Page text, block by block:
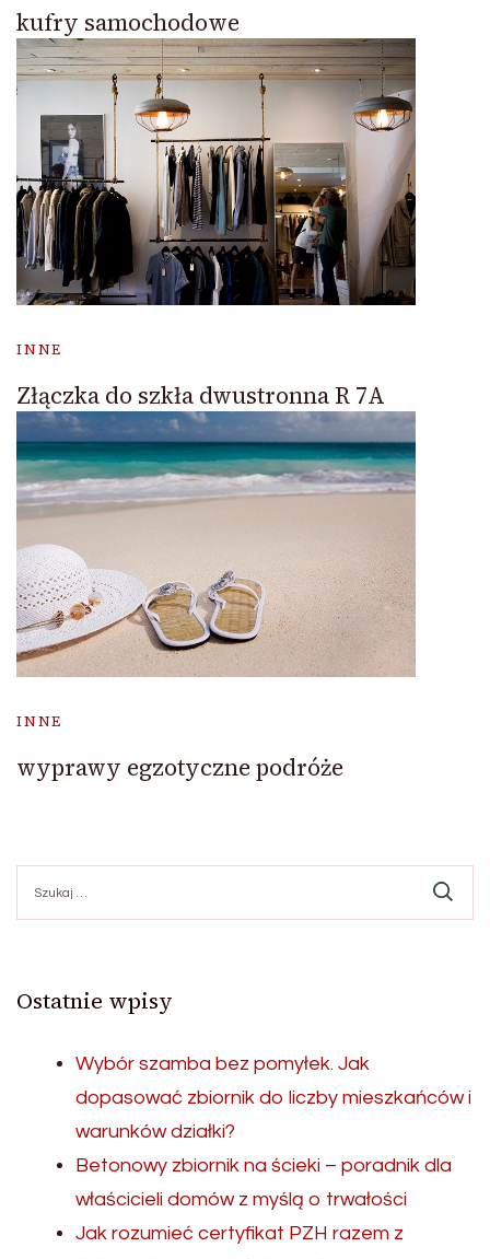
kufry samochodowe
INNE
Złączka do szkła dwustronna R 7A
INNE
wyprawy egzotyczne podróże
Ostatnie wpisy
Wybór szamba bez pomyłek. Jak
dopasować zbiornik do liczby mieszkańców i
warunków działki?
Betonowy zbiornik na ścieki – poradnik dla
właścicieli domów z myślą o trwałości
Jak rozumieć certyfikat PZH razem z